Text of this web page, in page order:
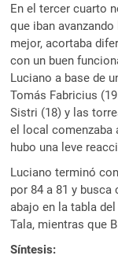
En el tercer cuarto
que iban
mejor, acortaba
con un buen
Luciano a base de
Tomás Fabricius
Sistri (18) y las
el local comenzaba
hubo una leve
Luciano terminó
por 84 a 81 y
abajo en la tabla
Tala, mientras que
Síntesis: